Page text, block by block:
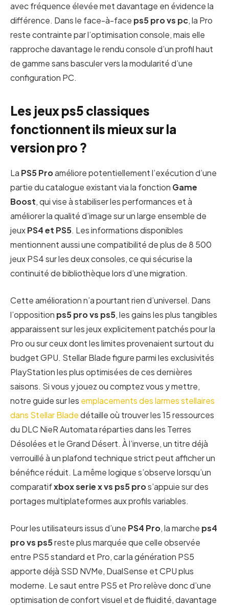
avec fréquence élevée met davantage en évidence la
différence. Dans le face-à-face ps5 pro vs pc, la Pro
reste contrainte par l’optimisation console, mais elle
rapproche davantage le rendu console d’un profil haut
de gamme sans basculer vers la modularité d’une
configuration PC.
Les jeux ps5 classiques
fonctionnent ils mieux sur la
version pro ?
La PS5 Proaméliore potentiellement l’exécution d’une
partie du catalogue existant via la fonction Game
Boost, qui vise à stabiliser les performances et à
améliorer la qualité d’image sur un large ensemble de
jeuxPS4 et PS5. Les informations disponibles
mentionnent aussi une compatibilité de plus de 8 500
jeux PS4 sur les deux consoles, ce qui sécurise la
continuité de bibliothèque lors d’une migration.
Cette amélioration n’a pourtant rien d’universel. Dans
l’opposition ps5 pro vs ps5, les gains les plus tangibles
apparaissent sur les jeux explicitement patchés pour la
Pro ou sur ceux dont les limites provenaient surtout du
budget GPU. Stellar Blade figure parmi les exclusivités
PlayStation les plus optimisées de ces dernières
saisons. Si vous y jouez ou comptez vous y mettre,
notre guide sur les emplacements des larmes stellaires
dans Stellar Bladedétaille où trouver les 15 ressources
du DLC NieR Automata réparties dans les Terres
Désolées et le Grand Désert. À l’inverse, un titre déjà
verrouillé à un plafond technique strict peut afficher un
bénéfice réduit. La même logique s’observe lorsqu’un
comparatifxbox serie x vs ps5 pros’appuie sur des
portages multiplateformes aux profils variables.
Pour les utilisateurs issus d’une PS4 Pro, la marche ps4
pro vs ps5reste plus marquée que celle observée
entre PS5 standard et Pro, car la génération PS5
apporte déjà SSD NVMe, DualSense et CPU plus
moderne. Le saut entre PS5 et Pro relève donc d’une
optimisation de confort visuel et de fluidité, davantage